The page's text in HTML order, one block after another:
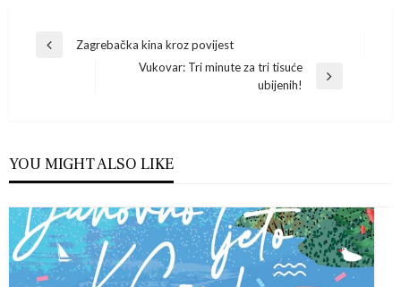
Navigacija
Previous
Zagrebačka kina kroz povijest
Vukovar: Tri minute za tri tisuće
ubijenih!
YOU MIGHT ALSO LIKE